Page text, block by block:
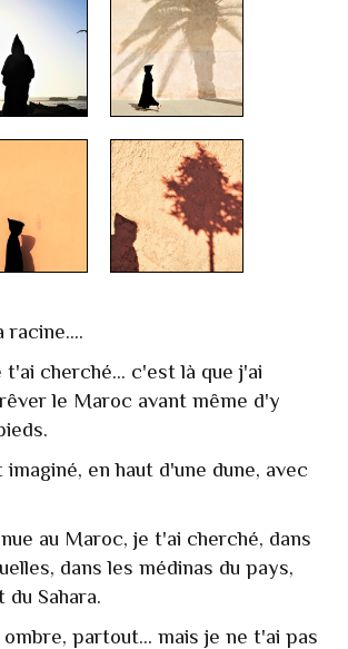
racine....
cherché... c'est là que j'ai
le Maroc avant même d'y
imaginé, en haut d'une dune, avec
au Maroc, je t'ai cherché, dans
dans les médinas du pays,
Sahara.
partout... mais je ne t'ai pas